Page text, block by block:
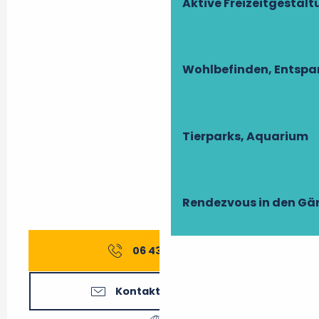
Wohlbefinden,
Tierparks, Aquarium
Rendezvous in den
06 43 46 88
Kontaktieren Sie uns